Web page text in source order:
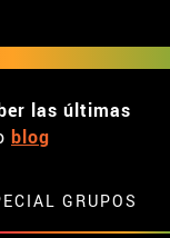
las últimas
blog
GRUPOS